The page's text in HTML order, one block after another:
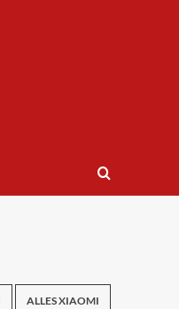
ALLES XIAOMI